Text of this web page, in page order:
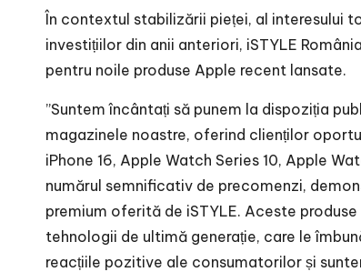
În contextul stabilizării pieței, al interesului
investițiilor din anii anteriori, iSTYLE
pentru noile produse Apple recent lansate.
”Suntem încântați să punem la dispoziția
magazinele noastre, oferind clienților
iPhone 16, Apple Watch Series 10, Apple
numărul semnificativ de precomenzi,
premium oferită de iSTYLE. Aceste
tehnologii de ultimă generație, care le
reacțiile pozitive ale consumatorilor și